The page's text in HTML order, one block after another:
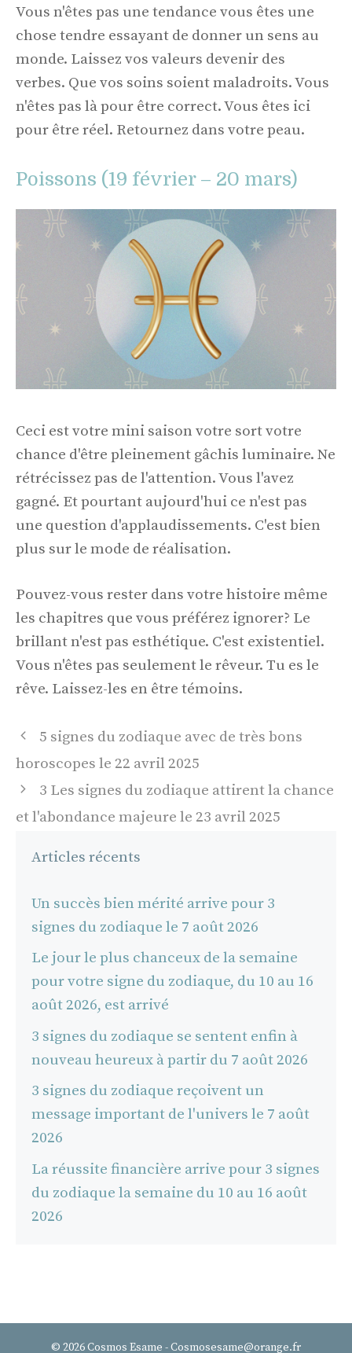
Vous n'êtes pas une tendance vous êtes une
chose tendre essayant de donner un sens au
monde. Laissez vos valeurs devenir des
verbes. Que vos soins soient maladroits. Vous
n'êtes pas là pour être correct. Vous êtes ici
pour être réel. Retournez dans votre peau.
Poissons (19 février – 20 mars)
Ceci est votre mini saison votre sort votre
chance d'être pleinement gâchis luminaire. Ne
rétrécissez pas de l'attention. Vous l'avez
gagné. Et pourtant aujourd'hui ce n'est pas
une question d'applaudissements. C'est bien
plus sur le mode de réalisation.
Pouvez-vous rester dans votre histoire même
les chapitres que vous préférez ignorer? Le
brillant n'est pas esthétique. C'est existentiel.
Vous n'êtes pas seulement le rêveur. Tu es le
rêve. Laissez-les en être témoins.
Navigation
des
5 signes du zodiaque avec de très bons
horoscopes le 22 avril 2025
3 Les signes du zodiaque attirent la chance
et l'abondance majeure le 23 avril 2025
Articles récents
Un succès bien mérité arrive pour 3
signes du zodiaque le 7 août 2026
Le jour le plus chanceux de la semaine
pour votre signe du zodiaque, du 10 au 16
août 2026, est arrivé
3 signes du zodiaque se sentent enfin à
nouveau heureux à partir du 7 août 2026
3 signes du zodiaque reçoivent un
message important de l'univers le 7 août
2026
La réussite financière arrive pour 3 signes
du zodiaque la semaine du 10 au 16 août
2026
© 2026 Cosmos Esame - Cosmosesame@orange.fr